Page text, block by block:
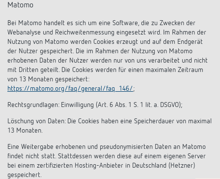
Matomo
Bei Matomo handelt es sich um eine Software, die zu Zwecken der
Webanalyse und Reichweitenmessung eingesetzt wird. Im Rahmen der
Nutzung von Matomo werden Cookies erzeugt und auf dem Endgerät
der Nutzer gespeichert. Die im Rahmen der Nutzung von Matomo
erhobenen Daten der Nutzer werden nur von uns verarbeitet und nicht
mit Dritten geteilt. Die Cookies werden für einen maximalen Zeitraum
von 13 Monaten gespeichert:
https://matomo.org/faq/general/faq_146/;
Rechtsgrundlagen: Einwilligung (Art. 6 Abs. 1 S. 1 lit. a. DSGVO);
Löschung von Daten: Die Cookies haben eine Speicherdauer von maximal
13 Monaten.
Eine Weitergabe erhobenen und pseudonymisierten Daten an Matomo
findet nicht statt. Stattdessen werden diese auf einem eigenen Server
bei einem zertifizierten Hosting-Anbieter in Deutschland (Hetzner)
gespeichert.